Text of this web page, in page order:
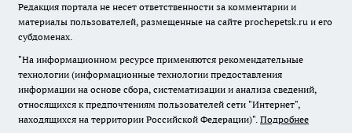
Редакция портала не несет ответственности за комментарии и
материалы пользователей, размещенные на сайте prochepetsk.ru и его
субдоменах.
"На информационном ресурсе применяются рекомендательные
технологии (информационные технологии предоставления
информации на основе сбора, систематизации и анализа сведений,
относящихся к предпочтениям пользователей сети "Интернет",
находящихся на территории Российской Федерации)". Подробнее